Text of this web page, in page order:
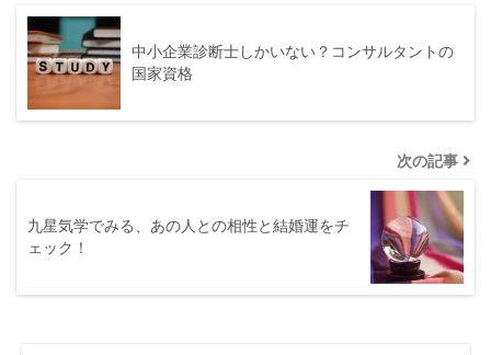
中小企業診断士しかいない？コンサルタントの
国家資格
次の記事
九星気学でみる、あの人との相性と結婚運をチ
ェック！